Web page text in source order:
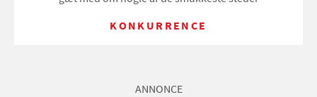
KONKURRENCE
ANNONCE